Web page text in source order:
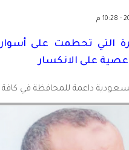
التي تحطمت على
على الانكسار
داعمة للمحافظة في